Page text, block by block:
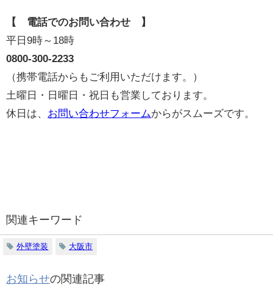
【 電話でのお問い合わせ 】
平日9時～18時
0800-300-2233
（携帯電話からもご利用いただけます。）
土曜日・日曜日・祝日も営業しております。
休日は、
お問い合わせフォームからがスムーズです。
関連キーワード
外壁塗装 大阪市
お知らせの関連記事